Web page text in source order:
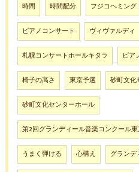
時間 時間配分 フジコヘミング
ピアノコンサート ヴィヴァルディ
札幌コンサートホールキタラ ピア
椅子の高さ 東京予選 砂町文化
砂町文化センターホール
第2回グランディール音楽コンクール
うまく弾ける 心構え グラン